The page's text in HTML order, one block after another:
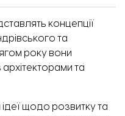
концепції
та
року вони
та
щодо розвитку та